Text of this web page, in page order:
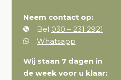
Neem contact op:
Bel 030 – 231 2921
Whatsapp
Wij staan 7 dagen in
de week voor u klaar: